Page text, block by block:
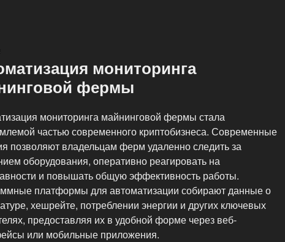
мониторинга
фермы
мониторинга майнинговой фермы стала
частью современного криптобизнеса. Современные
позволяют владельцам ферм удаленно следить за
оборудования, оперативно реагировать на
и повышать общую эффективность работы.
платформы для автоматизации собирают данные о
хешрейте, потреблении энергии и других ключевых
предоставляя их в удобной форме через веб-
или мобильные приложения.